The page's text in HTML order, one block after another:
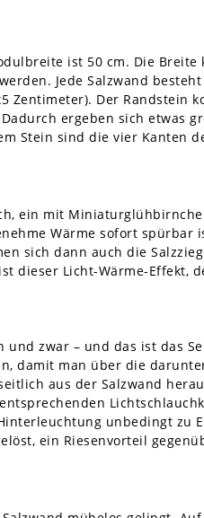
ist 50 cm. Die
Jede Salzwand
Der Randstein
ergeben sich etwas
Stein sind die vier Kanten
ein mit
Wärme sofort spürbar
sich dann auch die
dieser Licht-Wärme-Effekt,
zwar – und das ist das
damit man über die
aus der Salzwand
unbedingt zu
ein Riesenvorteil